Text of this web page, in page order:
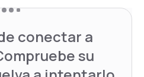
conectar a
su